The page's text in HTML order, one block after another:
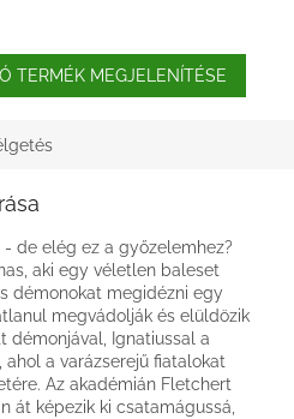
TERMÉK MEGJELENÍTÉSE
de elég ez a győzelemhez?
aki egy véletlen baleset
démonokat megidézni egy
megvádolják és elüldözik
démonjával, Ignatiussal a
ahol a varázserejű fiatalokat
Az akadémián Fletchert
át képezik ki csatamágussá,